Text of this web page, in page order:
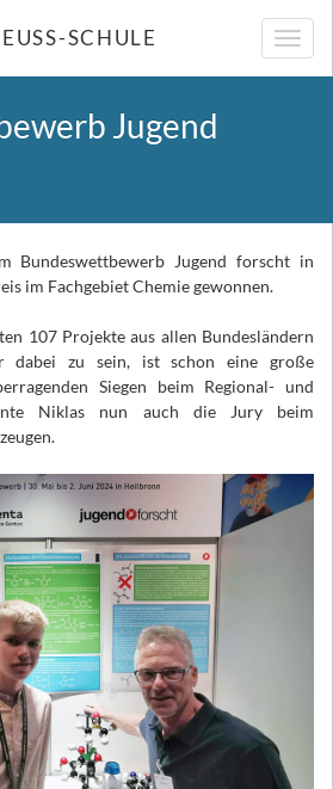
SCHULE
Jugend
Bundeswettbewerb Jugend forscht in
im Fachgebiet Chemie gewonnen.
107 Projekte aus allen Bundesländern
dabei zu sein, ist schon eine große
Siegen beim Regional- und
Niklas nun auch die Jury beim